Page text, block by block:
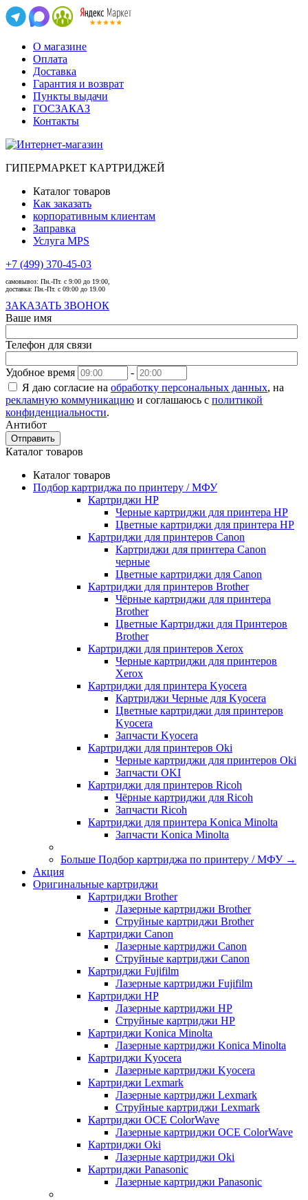
О магазине
Оплата
Доставка
Гарантия и возврат
Пункты выдачи
ГОСЗАКАЗ
Контакты
ГИПЕРМАРКЕТ КАРТРИДЖЕЙ
Каталог товаров
Как заказать
корпоративным клиентам
Заправка
Услуга MPS
+7 (499) 370-45-03
самовывоз: Пн.-Пт. с 9:00 до 19:00,
доставка: Пн.-Пт. с 09:00 до 19.00
ЗАКАЗАТЬ ЗВОНОК
Ваше имя
Телефон для связи
Удобное время
-
Я даю согласие на обработку персональных данных, на
рекламную коммуникацию и соглашаюсь с политикой
конфиденциальности.
Антибот
Отправить
Каталог товаров
Каталог товаров
Подбор картриджа по принтеру / МФУ
Картриджи HP
Черные картриджи для принтера HP
Цветные картриджи для принтера HP
Картриджи для принтеров Сanon
Картриджи для принтера Сanon
черные
Цветные картриджи для Сanon
Картриджи для принтеров Brother
Чёрные картриджи для принтера
Brother
Цветные Картриджи для Принтеров
Brother
Картриджи для принтеров Xerox
Черные картриджи для принтеров
Xerox
Картриджи для принтера Kyocera
Картриджи Черные для Kyocera
Цветные картриджи для принтеров
Kyocera
Запчасти Kyocera
Картриджи для принтеров Oki
Черные картриджи для принтеров Oki
Запчасти OKI
Картриджи для принтеров Ricoh
Чёрные картриджи для Ricoh
Запчасти Ricoh
Картриджи для принтера Konica Minolta
Запчасти Koniсa Minolta
Больше Подбор картриджа по принтеру / МФУ →
Акция
Оригинальные картриджи
Картриджи Brother
Лазерные картриджи Brother
Струйные картриджи Brother
Картриджи Canon
Лазерные картриджи Canon
Струйные картриджи Canon
Картриджи Fujifilm
Лазерные картриджи Fujifilm
Картриджи HP
Лазерные картриджи HP
Струйные картриджи HP
Картриджи Konica Minolta
Лазерные картриджи Konica Minolta
Картриджи Kyocera
Лазерные картриджи Kyocera
Картриджи Lexmark
Лазерные картриджи Lexmark
Струйные картриджи Lexmark
Картриджи OCE ColorWave
Лазерные картриджи OCE ColorWave
Картриджи Oki
Лазерные картриджи Oki
Картриджи Panasonic
Лазерные картриджи Panasonic